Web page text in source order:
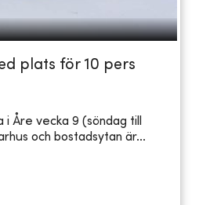
plats för 10 pers
i Åre vecka 9 (söndag till
och bostadsytan är...